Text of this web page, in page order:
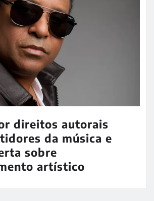
direitos autorais
da música e
sobre
artístico